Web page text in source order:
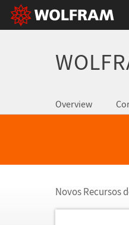
Overview
Novos Recursos